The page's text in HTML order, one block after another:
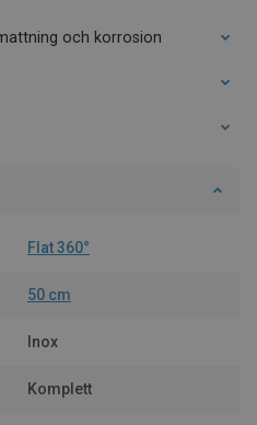
och korrosion
Flat 360°
50 cm
Inox
Komplett